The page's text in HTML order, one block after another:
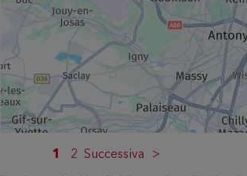
1 2 Successiva